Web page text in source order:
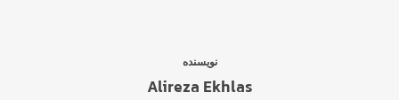
نویسنده
Alireza Ekhlas